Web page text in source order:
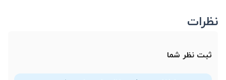
نظرات
ثبت نظر شما